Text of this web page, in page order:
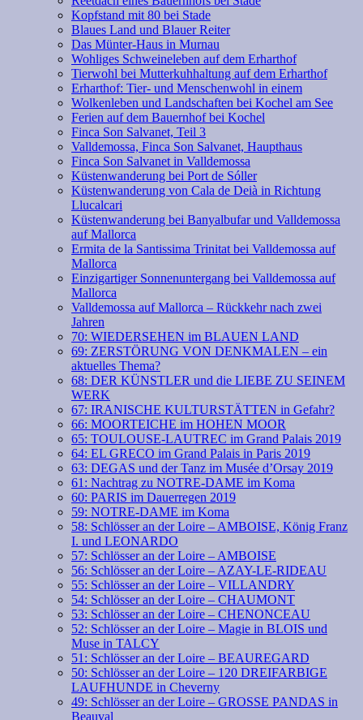
Kopfstand mit 80 bei Stade
Blaues Land und Blauer Reiter
Das Münter-Haus in Murnau
Wohliges Schweineleben auf dem Erharthof
Tierwohl bei Mutterkuhhaltung auf dem Erharthof
Erharthof: Tier- und Menschenwohl in einem
Wolkenleben und Landschaften bei Kochel am See
Ferien auf dem Bauernhof bei Kochel
Finca Son Salvanet, Teil 3
Valldemossa, Finca Son Salvanet, Haupthaus
Finca Son Salvanet in Valldemossa
Küstenwanderung bei Port de Sóller
Küstenwanderung von Cala de Deià in Richtung
Llucalcari
Küstenwanderung bei Banyalbufar und Valldemossa
auf Mallorca
Ermita de la Santissima Trinitat bei Valldemossa auf
Mallorca
Einzigartiger Sonnenuntergang bei Valldemossa auf
Mallorca
Valldemossa auf Mallorca – Rückkehr nach zwei
Jahren
70: WIEDERSEHEN im BLAUEN LAND
69: ZERSTÖRUNG VON DENKMALEN – ein
aktuelles Thema?
68: DER KÜNSTLER und die LIEBE ZU SEINEM
WERK
67: IRANISCHE KULTURSTÄTTEN in Gefahr?
66: MOORTEICHE im HOHEN MOOR
65: TOULOUSE-LAUTREC im Grand Palais 2019
64: EL GRECO im Grand Palais in Paris 2019
63: DEGAS und der Tanz im Musée d’Orsay 2019
61: Nachtrag zu NOTRE-DAME im Koma
60: PARIS im Dauerregen 2019
59: NOTRE-DAME im Koma
58: Schlösser an der Loire – AMBOISE, König Franz
I. und LEONARDO
57: Schlösser an der Loire – AMBOISE
56: Schlösser an der Loire – AZAY-LE-RIDEAU
55: Schlösser an der Loire – VILLANDRY
54: Schlösser an der Loire – CHAUMONT
53: Schlösser an der Loire – CHENONCEAU
52: Schlösser an der Loire – Magie in BLOIS und
Muse in TALCY
51: Schlösser an der Loire – BEAUREGARD
50: Schlösser an der Loire – 120 DREIFARBIGE
LAUFHUNDE in Cheverny
49: Schlösser an der Loire – GROSSE PANDAS in
Beauval